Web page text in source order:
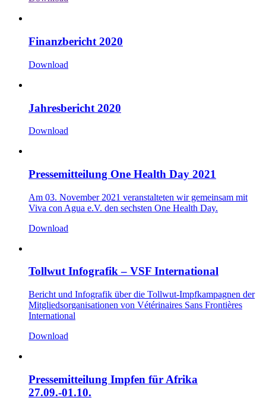
Finanzbericht 2020
Download
Jahresbericht 2020
Download
Pressemitteilung One Health Day 2021
Am 03. November 2021 veranstalteten wir gemeinsam mit
Viva con Agua e.V. den sechsten One Health Day.
Download
Tollwut Infografik – VSF International
Bericht und Infografik über die Tollwut-Impfkampagnen der
Mitgliedsorganisationen von Vétérinaires Sans Frontières
International
Download
Pressemitteilung Impfen für Afrika
27.09.-01.10.